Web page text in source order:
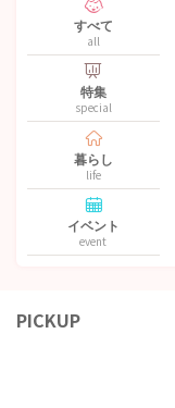
すべて
all
特集
special
暮らし
life
イベント
event
PICKUP